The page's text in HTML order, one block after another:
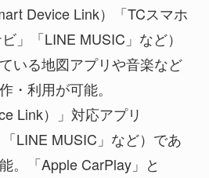
Device Link）「TCスマホ
」「LINE MUSIC」など）
いる地図アプリや音楽など
・利用が可能。
Link）」対応アプリ
「LINE MUSIC」など）であ
。「Apple CarPlay」と